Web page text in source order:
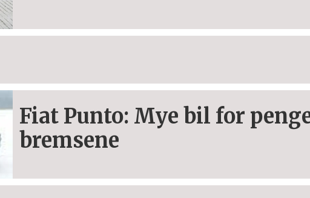
Fiat Punto: Mye bil for
bremsene